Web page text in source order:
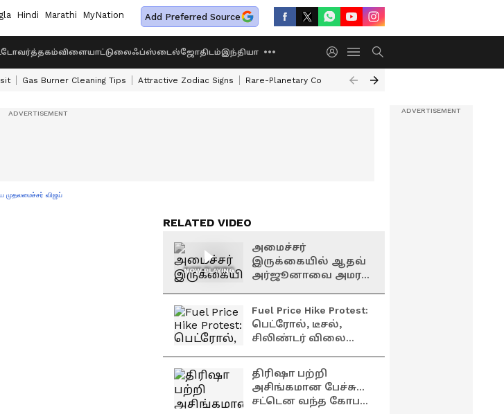
Hindi Marathi MyNation Add Preferred Source
வர்த்தகம்விளையாட்டுலைஃப்ஸ்டைல்ஜோதிடம்இந்தியா
Gas Burner Cleaning Tips Attractive Zodiac Signs Rare-Planetary Conjunction After 12 Years
விஜய்
RELATED VIDEO
NOW PLAYING
அமைச்சர்
இருக்கையில் ஆதவ்
அர்ஜூனாவை அமர
Fuel Price Hike Protest:
பெட்ரோல், டீசல்,
சிலிண்டர் விலை
சிபிஐ(எம்) போராட்டம்!
திரிஷா பற்றி
அசிங்கமான பேச்சு...
சட்டென வந்த கோபம்